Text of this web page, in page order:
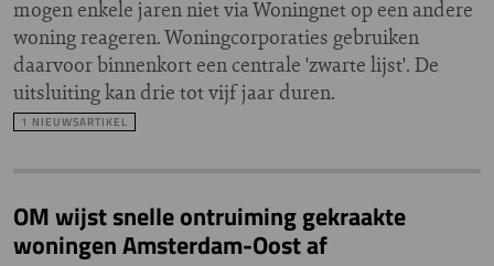
mogen enkele jaren niet via Woningnet op een andere
woning reageren. Woningcorporaties gebruiken
daarvoor binnenkort een centrale 'zwarte lijst'. De
uitsluiting kan drie tot vijf jaar duren.
1 NIEUWSARTIKEL
OM wijst snelle ontruiming gekraakte
woningen Amsterdam-Oost af